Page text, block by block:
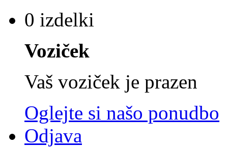
0 izdelki
Voziček
Vaš voziček je prazen
Oglejte si našo ponudbo
Odjava